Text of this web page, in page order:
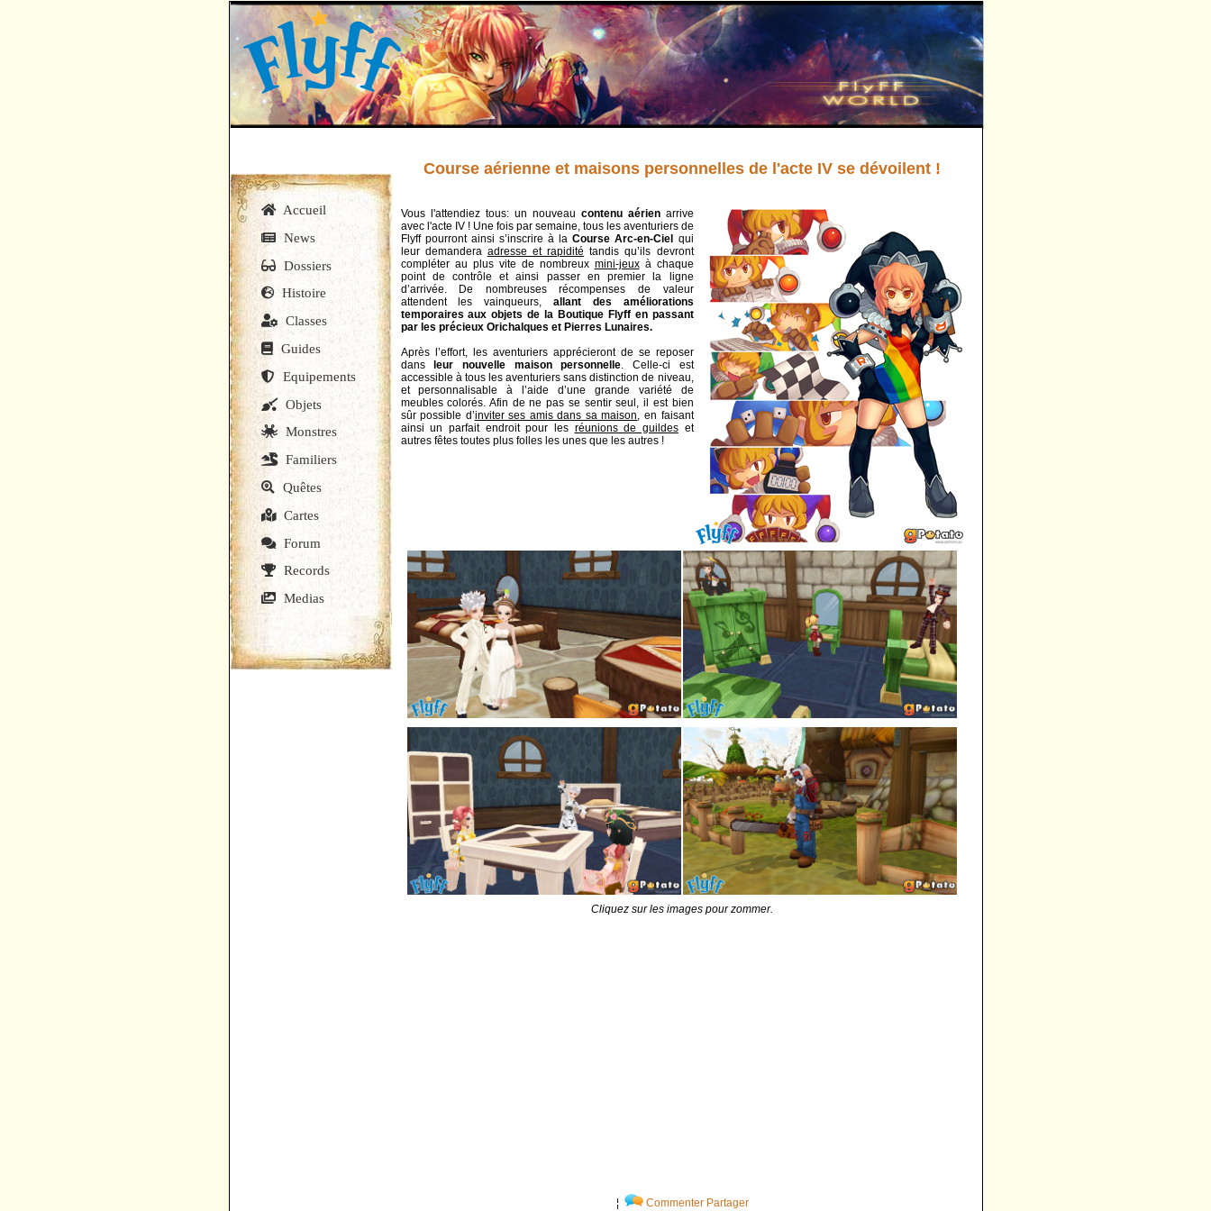
Accueil
News
Dossiers
Histoire
Classes
Guides
Equipements
Objets
Monstres
Familiers
Quêtes
Cartes
Forum
Records
Medias
Course aérienne et maisons personnelles de l'acte IV se dévoilent !
Vous l'attendiez tous: un nouveau contenu aérienarrive
avec l'acte IV ! Une fois par semaine, tous les aventuriers de
Flyff pourront ainsi s’inscrire à laCourse Arc-en-Ciel
qui
leur demandera adresse et rapidité tandis qu’ils devront
compléter au plus vite de nombreux mini-jeuxà chaque
point de contrôle et ainsi passer en premier la ligne
d’arrivée. De nombreuses récompenses de valeur
attendent les vainqueurs, allant des améliorations
temporaires aux objets de la Boutique Flyff en passant
par les précieux Orichalques et Pierres Lunaires.
Après l’effort, les aventuriers apprécieront de se reposer
dans
leur nouvelle maison personnelle. Celle-ci est
accessible à tous les aventuriers sans distinction de niveau,
et personnalisable à l’aide d’une grande variété de
meubles colorés. Afin de ne pas se sentir seul, il est bien
sûr possible d’inviter ses amis dans sa maison, en faisant
ainsi un parfait endroit pour les réunions de guildeset
autres fêtes toutes plus folles les unes que les autres !
Cliquez sur les images pour zommer.
¦ Commenter Partager